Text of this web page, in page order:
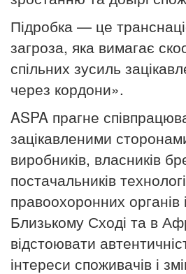
Підробка — це
загроза, яка вимагає
спільних зусиль
через кордони».
ASPA прагне
зацікавленими
виробників, власників
постачальників
правоохоронних органів
Близькому Сході та в
відстоювати
інтереси споживачів і